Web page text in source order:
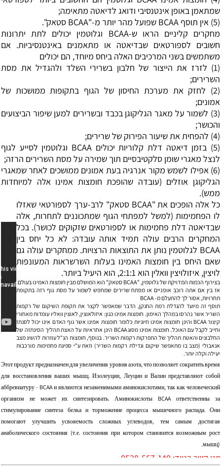
שמתאמן באופן אינטנסיבי ודואג לדיאטה מתאימה;
(5) אין תוסף BCAA שפועל מהר יותר מ-"BCAA סטאק".
מחקרים קליניים הראו ש-BCAA וגלוטמין יכולים לתת יתרונות
חשובים לספורטאים שבדיאטה או מתאמנים באינטנסיביות. אם
משתמשים בשני המרכיבים האלה ביחס מיוחד, הם יכולים
(1) לזרז את הייצור של חלבון בשרירי השלד ולהגדיל את מסת
השרירים;
(2) לחזק את מערכת החיסון של הגוף בתקופות ממושכות של
אמונים;
(3) לשמור על מאגר הגליקוגן בכבד ובשרירים למען שיפור הביצועים
והכושר;
(4) להפחית את שיעור הפירוק של שרירים;
(5) בזמן
דיאטה דלת קלוריות יכולים BCAA וגלוטמין לסייע לגוף
לנצל מאגרי שומן סלקטיבסיים תוך שמירה על מסת השרירים הרזה;
(6) אפילו לשמש מקור אנרגיה בעת אמונים ממושכים לאחר שמאגרי
הגליקוגן אוזלים (עובדה שהופכת חומצות אמינו אלה למיוחדות
ממש).
כל אלה הופכים את "BCAA סטאק" לרב-ערך לספורטאי שאזלו
לו הפחמימות (למשל למפתחי הגוף שמתכוננים לתחרות, אלה
שבדיאטה דלת פחמימות או לספורטאים שזקוקים לכושר). בכל
המחקרים הרבים עולה תמיד אותה עובדה: לא כל יחס בין
BCAA לגלוטמין נותן את התוצאות הרצויות. ממחקרים עולה גם
שאם היחס בין חומצות האמינו בעלות השרשראות המעונפות
לויצין, איזולויצין וואלין הוא 2:1:1, הוא היעיל ביותר.
בצירוף הכמות המדויקת של גלוטמין, "BCAA סטאק" הוא המושלם מבין חומצות האמינו בעולם.
אז בין אם אתה רוכב אופניים או מפתח שרירים שמחפש לשמור על מסת גוף רזה בתקופת
תחרויות, אסור לך להתעלם מ- BCAA
תוסף זה מיועד להגדלת רמת החנקן, הדבר שמאפשר לקצר את תקופת השיקום של רקמות
השריר אשר נהרסו במהלך האימון. חומצות אמינו כגון: איזולאוצין, לאוצין וואליו עומדות מאחורי
קיצור BCAA והינן חומצות אמינו חיוניות כלומר חומצות אמינו אשר גוף האדם אינו יכול לסנתז
וחייב לקבל עם האוכל. חומצות אמינו מסוג BCAA הינן אחראיות על האצת תהליך הסינתזה של
החלבונים והאטת תהליך של התפרקות רקמות השריר. בנוסף, חומצות הנ"ל עוזרות להשיג מצב
אנאבולי (מצב בו מתאפשר שיקום וגדילת רקמות השריר) וזאת ע"י ספיגת פחמימות מורכבות
יעילה וקלה יותר.
Этот продукт предназначен для увеличения уровня азота, что позволяет сократить время
для восстановления ваших мышц. Изолеуцин, Леуцин и Валин представляют собой
аббревиатуру - BCAA и являются незаменимыми аминокислотами, так как человеческий
организм не может их синтезировать. Аминокислоты BCAA ответственны за
стимулирование синтеза белка и торможение процесса мышечного распада. Они
помогают улучшить усвояемость сложных углеводов, тем самым достигая
анаболического состояния (т.е. состояния при котором становится возможным рост
мышц).
567-140